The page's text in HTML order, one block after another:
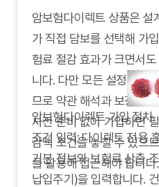
암보험다이렉트 상품은 설
가 직접 담보를 선택해 가
험료 절감 효과가 크면서
니다. 다만 모든 설정을 가
므로 약관 해석과 보장 항
사전 준비 없이 가입하면
감액 조건을 놓칠 수 있으
를 활용해 접근해야 합니다.
암보험다이렉트 가입 절차
조건 입력: 다이렉트 전용
기본 정보와 보험료 산출
납입주기)을 입력합니다.